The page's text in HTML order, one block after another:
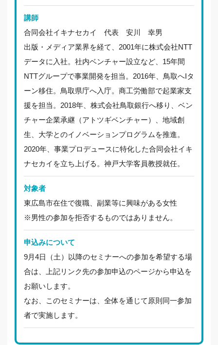
講師
合同会社イキナセカイ 代表 安川 幸男
出版・メディア業界を経て、2001年に株式会社NTT
データに入社。社内ベンチャー設立など、15年間
NTTグループで事業開発を担当。2016年、鳥取へIタ
ーン移住。鳥取県庁へ入庁。商工労働部で起業家支
援を担当。2018年、株式会社鳥取銀行へ移り、ベン
チャー企業承継（アトツギベンチャー）、地域創
生、大学とのイノベーションプログラムを推進。
2020年、事業プロデュースに特化した合同会社イキ
ナセカイを立ち上げる。神戸大学客員教授就任。
対象者
東広島市在住で復職、副業等に興味がある女性
※男性の参加を拒否するものではありません。
申込みについて
9月4日（土）以降のセミナーへの参加を希望する場
合は、上記リンク先の参加申込のページから申込を
お願いします。
なお、このセミナーは、全体を通じて原則同一参加
者で実施します。